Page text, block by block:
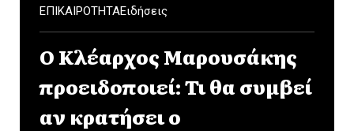
ΕΠΙΚΑΙΡΟΤΗΤΑΕιδήσεις
Ο Κλέαρχος Μαρουσάκης
προειδοποιεί: Τι θα συμβεί
αν κρατήσει ο